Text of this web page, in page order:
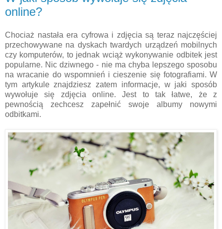
online?
Chociaż nastała era cyfrowa i zdjęcia są teraz najczęściej
przechowywane na dyskach twardych urządzeń mobilnych
czy komputerów, to jednak wciąż wykonywanie odbitek jest
popularne. Nic dziwnego - nie ma chyba lepszego sposobu
na wracanie do wspomnień i cieszenie się fotografiami. W
tym artykule znajdziesz zatem informacje, w jaki sposób
wywołuje się zdjęcia online. Jest to tak łatwe, że z
pewnością zechcesz zapełnić swoje albumy nowymi
odbitkami.